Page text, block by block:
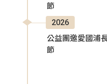
節
2026
公益團邀愛國浦
節